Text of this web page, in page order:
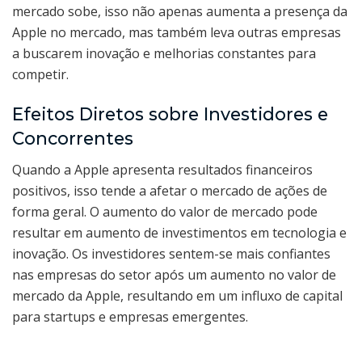
mercado sobe, isso não apenas aumenta a presença da
Apple no mercado, mas também leva outras empresas
a buscarem inovação e melhorias constantes para
competir.
Efeitos Diretos sobre Investidores e
Concorrentes
Quando a Apple apresenta resultados financeiros
positivos, isso tende a afetar o mercado de ações de
forma geral. O aumento do valor de mercado pode
resultar em aumento de investimentos em tecnologia e
inovação. Os investidores sentem-se mais confiantes
nas empresas do setor após um aumento no valor de
mercado da Apple, resultando em um influxo de capital
para startups e empresas emergentes.